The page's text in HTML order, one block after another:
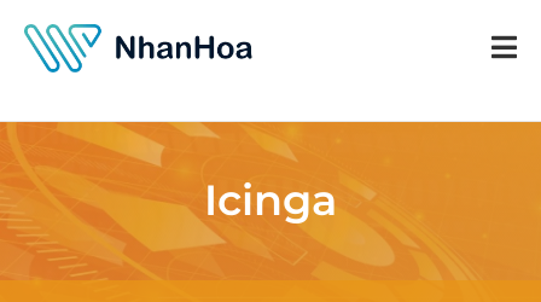
Icinga